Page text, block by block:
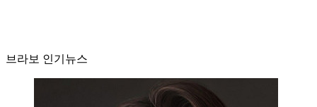
브라보 인기뉴스